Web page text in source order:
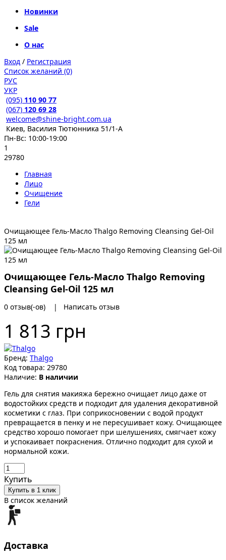
Новинки
Sale
О нас
Вход / Регистрация
Список желаний (0)
РУС
УКР
(095) 110 90 77
(067) 120 69 28
welcome@shine-bright.com.ua
Киев, Василия Тютюнника 51/1-А
Пн-Вс: 10:00-19:00
1
29780
Главная
Лицо
Очищение
Гели
Очищающее Гель-Масло Thalgo Removing Cleansing Gel-Oil
125 мл
Очищающее Гель-Масло Thalgo Removing
Cleansing Gel-Oil 125 мл
0 отзыв(-ов) | Написать отзыв
1 813 грн
Бренд: Thalgo
Код товара: 29780
Наличие: В наличии
Гель для снятия макияжа бережно очищает лицо даже от
водостойких средств и подходит для удаления декоративной
косметики с глаз. При соприкосновении с водой продукт
превращается в пенку и не пересушивает кожу. Очищающее
средство хорошо помогает при шелушениях, смягчает кожу
и успокаивает покраснения. Отлично подходит для сухой и
нормальной кожи.
Купить
Купить в 1 клик
В список желаний
Доставка